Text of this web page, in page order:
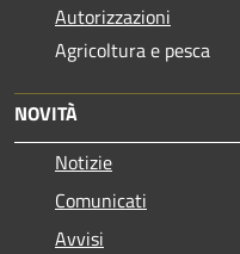
Autorizzazioni
Agricoltura e pesca
NOVITÀ
Notizie
Comunicati
Avvisi